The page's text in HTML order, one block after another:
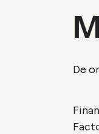
De